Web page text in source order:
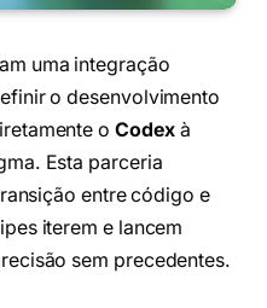
uma integração
o desenvolvimento
o Codexà
Esta parceria
entre código e
iterem e lancem
sem precedentes.